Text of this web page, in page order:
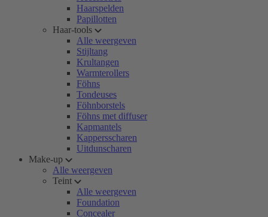
Haarspelden
Papillotten
Haar-tools
Alle weergeven
Stijltang
Krultangen
Warmterollers
Föhns
Tondeuses
Föhnborstels
Föhns met diffuser
Kapmantels
Kappersscharen
Uitdunscharen
Make-up
Alle weergeven
Teint
Alle weergeven
Foundation
Concealer